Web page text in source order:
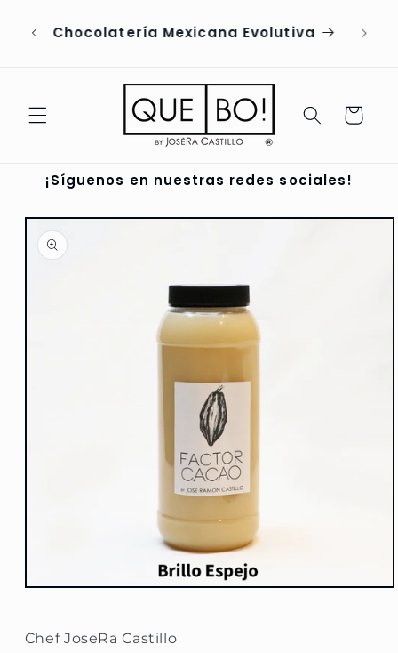
al contenido
Carrito
¡Síguenos en nuestras redes sociales!
directamente
información
Abrir
1
en
Chef JoseRa Castillo